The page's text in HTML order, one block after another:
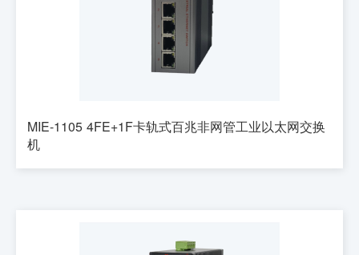
MIE-1105 4FE+1F卡轨式百兆非网管工业以太网交换
机